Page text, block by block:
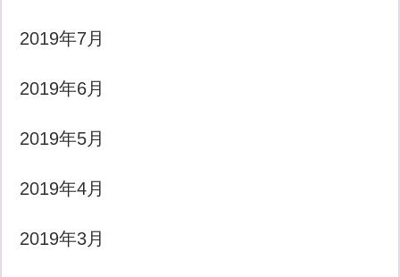
2019年7月
2019年6月
2019年5月
2019年4月
2019年3月